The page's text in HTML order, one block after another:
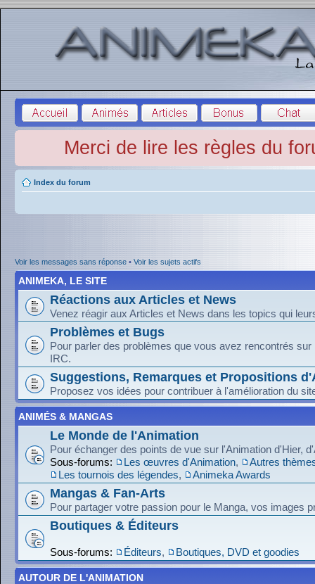
Merci de lire les règles du
Index du forum
Voir les messages sans réponse • Voir les sujets actifs
ANIMEKA, LE SITE
Réactions aux Articles et News
Venez réagir aux Articles et News dans les topics qui
Problèmes et Bugs
Pour parler des problèmes que vous avez rencontrés
IRC.
Suggestions, Remarques et Propositions
Proposez vos idées pour contribuer à l'amélioration du
ANIMÉS & MANGAS
Le Monde de l'Animation
Pour échanger des points de vue sur l'Animation d'Hier,
Sous-forums:
Les œuvres d'Animation,
Autres
Les tournois des légendes, Animeka Awards
Mangas & Fan-Arts
Pour partager votre passion pour le Manga, vos images
Boutiques & Éditeurs
Sous-forums: Éditeurs, Boutiques, DVD et goodies
AUTOUR DE L'ANIMATION